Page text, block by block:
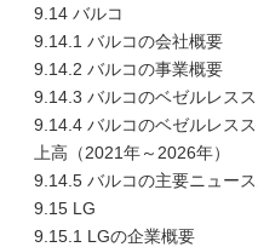
9.14 バルコ
9.14.1 バルコの会社概要
9.14.2 バルコの事業概要
9.14.3 バルコのベゼルレス
9.14.4 バルコのベゼルレス
上高（2021年～2026年）
9.14.5 バルコの主要ニュー
9.15 LG
9.15.1 LGの企業概要